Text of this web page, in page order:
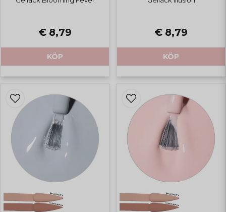
€ 8,79
KÖP
€ 8,79
KÖP